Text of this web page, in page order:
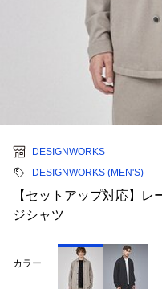
DESIGNWORKS
DESIGNWORKS (MEN'S)
【セットアップ対応】
ジシャツ
カラー